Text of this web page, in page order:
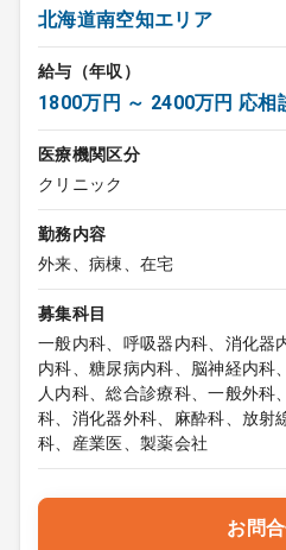
北海道南空知エリア
給与（年収）
1800万円 ～ 2400万円 応相
医療機関区分
クリニック
勤務内容
外来、病棟、在宅
募集科目
一般内科、呼吸器内科、消化器
内科、糖尿病内科、脳神経内科
人内科、総合診療科、一般外科
科、消化器外科、麻酔科、放射
科、産業医、製薬会社
お問